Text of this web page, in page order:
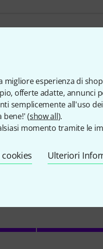
esperienza di
offerte adatte, annunci
semplicemente all'uso
bene!' (show all).
momento tramite le
Ulteriori
dei clienti